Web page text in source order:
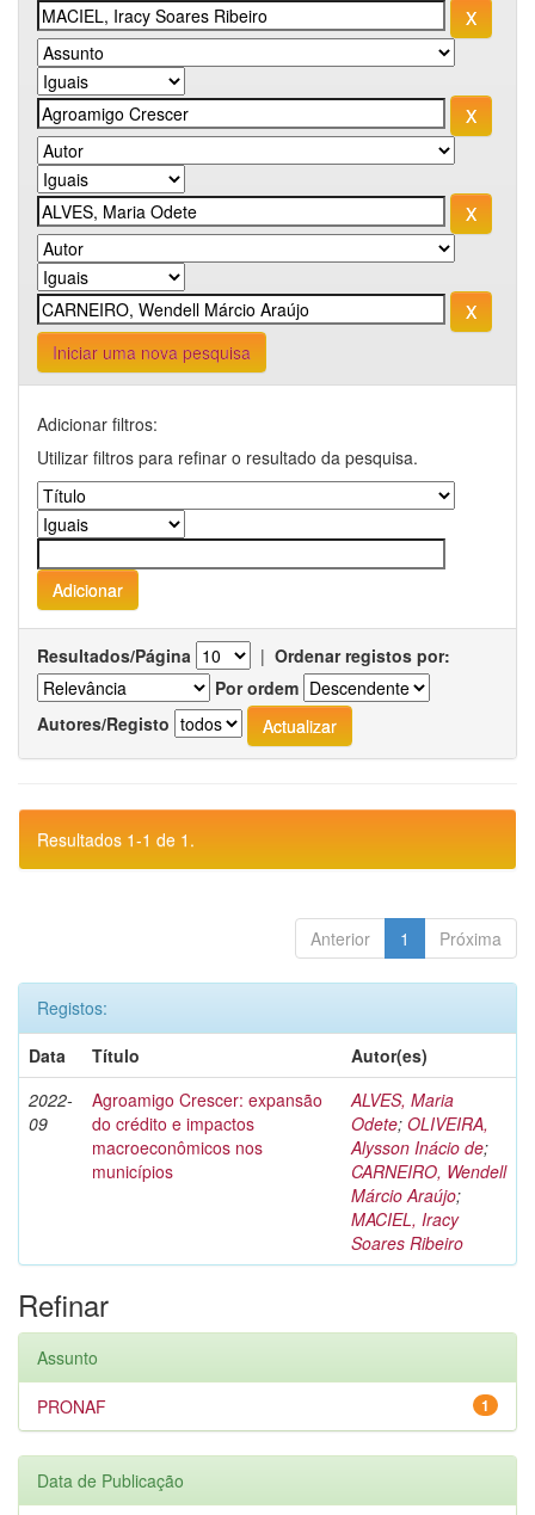
Iniciar uma nova pesquisa
Adicionar filtros:
Utilizar filtros para refinar o resultado da pesquisa.
Resultados/Página | Ordenar registos por:
Por ordem
Autores/Registo
Resultados 1-1 de 1.
Anterior 1 Próxima
Registos:
Data
Título
Autor(es)
2022-
09
Agroamigo Crescer: expansão
do crédito e impactos
macroeconômicos nos
municípios
ALVES, Maria
Odete; OLIVEIRA,
Alysson Inácio de;
CARNEIRO, Wendell
Márcio Araújo;
MACIEL, Iracy
Soares Ribeiro
Refinar
Assunto
1
PRONAF
Data de Publicação